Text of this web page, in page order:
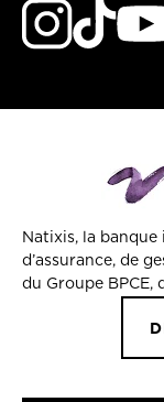
Natixis, la
d’assurance, de
du Groupe BPCE,